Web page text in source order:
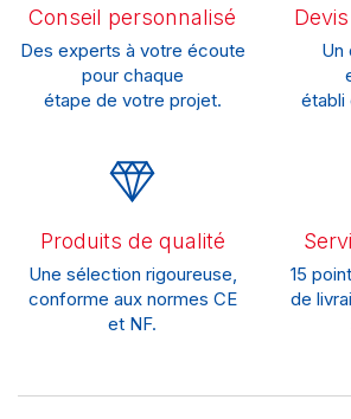
Conseil personnalisé
Des experts à votre écoute
pour chaque
étape de votre projet.
Un
établi
Produits de qualité
Une sélection rigoureuse,
conforme aux normes CE
et NF.
15
de